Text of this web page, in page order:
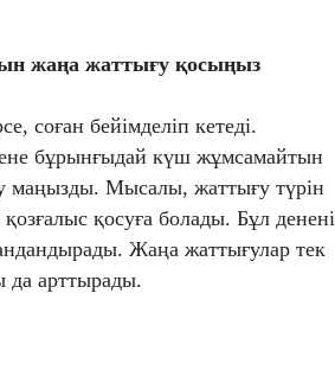
жаңа жаттығу қосыңыз
соған бейімделіп кетеді.
бұрынғыдай күш жұмсамайтын
маңызды. Мысалы, жаттығу түрін
қосуға болады. Бұл денені
Жаңа жаттығулар тек
да арттырады.